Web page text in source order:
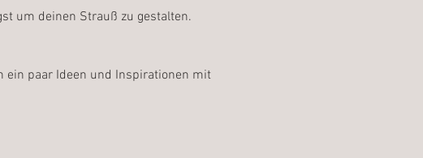
um deinen Strauß zu gestalten.
ein paar Ideen und Inspirationen mit